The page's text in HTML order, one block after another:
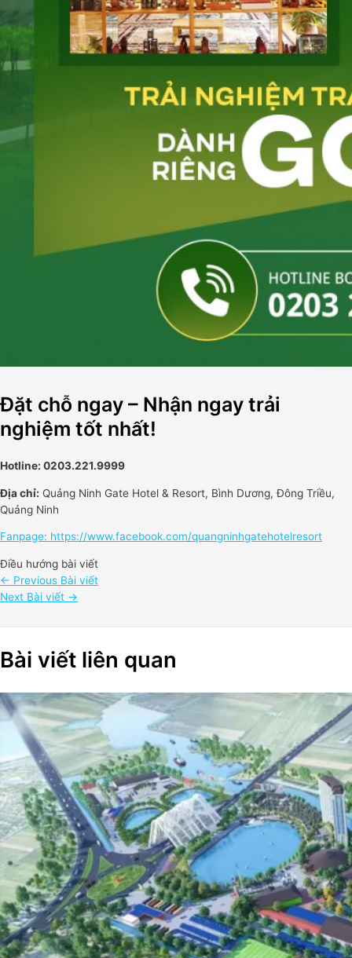
Đặt chỗ ngay – Nhận ngay trải
nghiệm tốt nhất!
Hotline: 0203.221.9999
Địa chỉ: Quảng Ninh Gate Hotel & Resort, Bình Dương, Đông Triều,
Quảng Ninh
Fanpage: https://www.facebook.com/quangninhgatehotelresort
Điều hướng bài viết
← Previous Bài viết
Next Bài viết →
Bài viết liên quan